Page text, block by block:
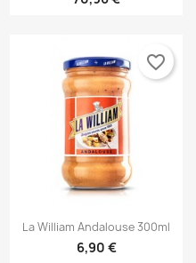
Aperçu rapide
La William Andalouse 300ml
6,90 €
favorite_border